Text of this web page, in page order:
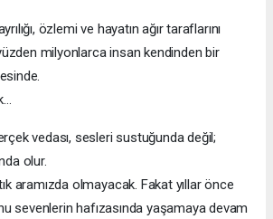
özlemi ve hayatın ağır taraflarını
milyonlarca insan kendinden bir
vedası, sesleri sustuğunda değil;
olur.
aramızda olmayacak. Fakat yıllar önce
sevenlerin hafızasında yaşamaya devam